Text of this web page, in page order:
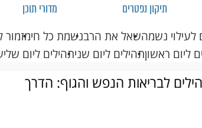
תיקון נפטרים מדורי תוכן
לעילוי נשמהשאל את הרבנשמת כל חימזמור
ליום ראשוןתהילים ליום שניתהילים ליום
לבריאות הנפש והגוף: הדרך